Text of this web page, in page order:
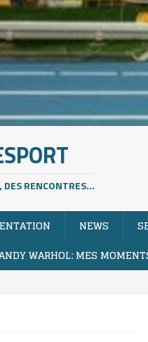
DES RENCONTRES...
NEWS
WARHOL: MES